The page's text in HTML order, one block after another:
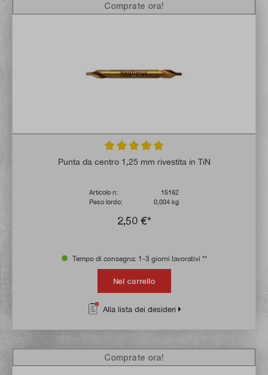
Valutazione media di 5 su 5 stelle
Punta da centro 1,25 mm rivestita in TiN
Articolo n:
15162
Peso lordo:
0,004 kg
2,50 €*
Comprate ora!
Tempo di consegna: 1-3 giorni lavorativi **
Nel carrello
Alla lista dei desideri
Comprate ora!